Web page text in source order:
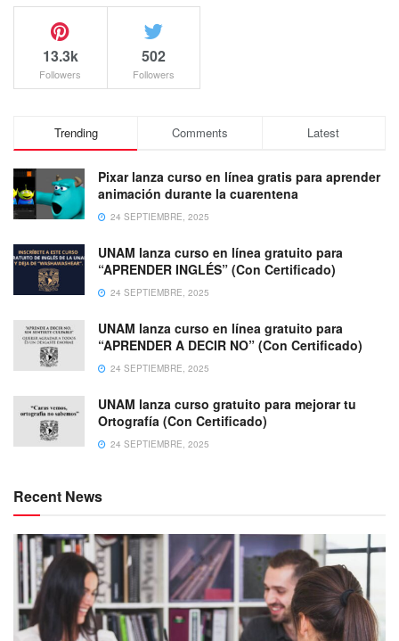
13.3k
Followers
502
Followers
Trending Comments Latest
Pixar lanza curso en línea gratis para aprender
animación durante la cuarentena
24 SEPTIEMBRE, 2025
UNAM lanza curso en línea gratuito para
“APRENDER INGLÉS” (Con Certificado)
24 SEPTIEMBRE, 2025
UNAM lanza curso en línea gratuito para
“APRENDER A DECIR NO” (Con Certificado)
24 SEPTIEMBRE, 2025
UNAM lanza curso gratuito para mejorar tu
Ortografía (Con Certificado)
24 SEPTIEMBRE, 2025
Recent News